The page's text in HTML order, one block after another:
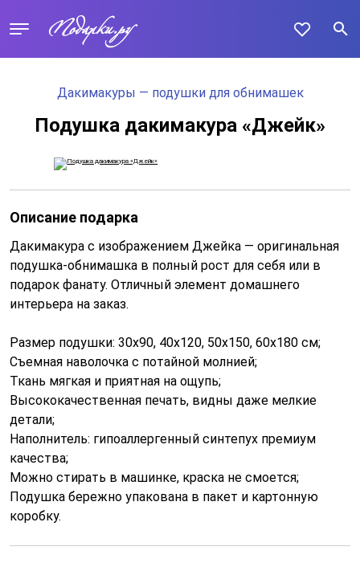
Дакимакуры — подушки для обнимашек
Подушка дакимакура «Джейк»
Описание подарка
Дакимакура с изображением Джейка — оригинальная
подушка-обнимашка в полный рост для себя или в
подарок фанату. Отличный элемент домашнего
интерьера на заказ.
Размер подушки: 30x90, 40x120, 50x150, 60x180 см;
Съемная наволочка с потайной молнией;
Ткань мягкая и приятная на ощупь;
Высококачественная печать, видны даже мелкие
детали;
Наполнитель: гипоаллергенный синтепух премиум
качества;
Можно стирать в машинке, краска не смоется;
Подушка бережно упакована в пакет и картонную
коробку.